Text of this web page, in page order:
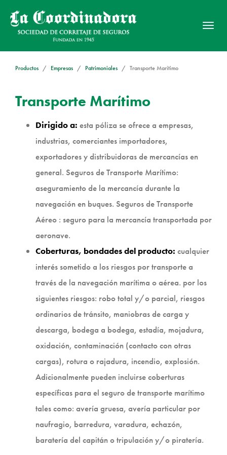
Productos Empresas Patrimoniales Transporte Marítimo
Transporte Marítimo
Dirigido a: esta póliza se ofrece a empresas,
industrias, comerciantes importadores,
exportadores y distribuidoras de mercancías en
general. Seguros de Transporte Marítimo:
aseguramiento de la mercancía durante la
navegación en buques. Seguros de Transporte
Aéreo : seguro para la mercancía transportada por
aeronave.
Coberturas, bondades del producto: cualquier
interés sometido a los riesgos por transporte a
través de la navegación marítima o aérea. por los
siguientes riesgos: robo total y/o parcial, riesgos
ordinarios de tránsito, maniobras de carga y
descarga, bodega a bodega, estadía, mojadura,
oxidación, contaminación (contacto con otras
cargas), rotura o rajadura, incendio, explosión.
Adicionalmente pueden incluirse coberturas
específicas para el seguro de transporte marítimo
tales como: avería gruesa, avería particular por
naufragio, barredura, varadura, echazón,
baratería del capitán o tripulación y/o piratería.